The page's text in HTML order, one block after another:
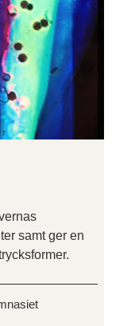
samt ger en